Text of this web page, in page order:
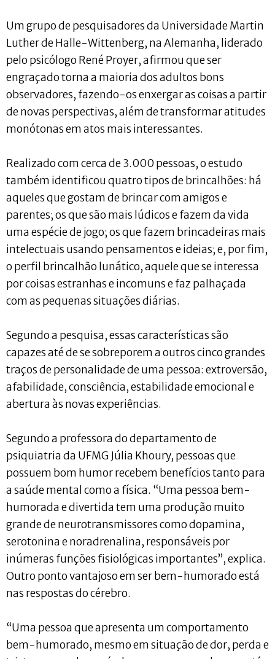
Um grupo de pesquisadores da Universidade Martin
Luther de Halle-Wittenberg, na Alemanha, liderado
pelo psicólogo René Proyer, afirmou que ser
engraçado torna a maioria dos adultos bons
observadores, fazendo-os enxergar as coisas a partir
de novas perspectivas, além de transformar atitudes
monótonas em atos mais interessantes.
Realizado com cerca de 3.000 pessoas, o estudo
também identificou quatro tipos de brincalhões: há
aqueles que gostam de brincar com amigos e
parentes; os que são mais lúdicos e fazem da vida
uma espécie de jogo; os que fazem brincadeiras mais
intelectuais usando pensamentos e ideias; e, por fim,
o perfil brincalhão lunático, aquele que se interessa
por coisas estranhas e incomuns e faz palhaçada
com as pequenas situações diárias.
Segundo a pesquisa, essas características são
capazes até de se sobreporem a outros cinco grandes
traços de personalidade de uma pessoa: extroversão,
afabilidade, consciência, estabilidade emocional e
abertura às novas experiências.
Segundo a professora do departamento de
psiquiatria da UFMG Júlia Khoury, pessoas que
possuem bom humor recebem benefícios tanto para
a saúde mental como a física. “Uma pessoa bem-
humorada e divertida tem uma produção muito
grande de neurotransmissores como dopamina,
serotonina e noradrenalina, responsáveis por
inúmeras funções fisiológicas importantes”, explica.
Outro ponto vantajoso em ser bem-humorado está
nas respostas do cérebro.
“Uma pessoa que apresenta um comportamento
bem-humorado, mesmo em situação de dor, perda e